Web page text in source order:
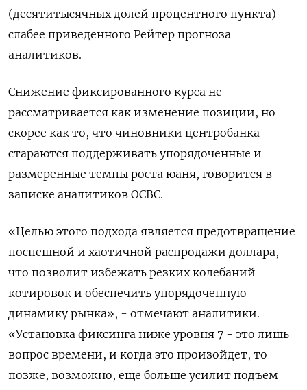
(десятитысячных долей процентного пункта)
слабее приведенного Рейтер прогноза
аналитиков.
Снижение фиксированного курса не
рассматривается как изменение позиции, но
скорее как то, что чиновники центробанка
стараются поддерживать упорядоченные и
размеренные темпы роста юаня, говорится в
записке аналитиков ‍OCBC.
«Целью этого ‍подхода является предотвращение
поспешной и хаотичной распродажи доллара,
что позволит избежать резких колебаний
котировок и обеспечить ‍упорядоченную
динамику рынка», - отмечают аналитики.
«Установка фиксинга ниже уровня 7 - это лишь
вопрос времени, и когда это произойдет, то
позже, ⁠возможно, еще больше усилит подъем